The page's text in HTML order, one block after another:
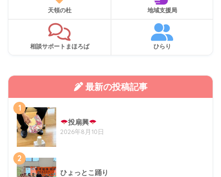
天領の杜 地域支援局
相談サポートまほろば ひらり
最新の投稿記事
1
投扇興
2026年8月10日
2
ひょっとこ踊り